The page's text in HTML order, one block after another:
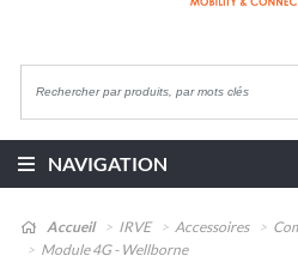
NAVIGATION
Accueil IRVE Accessoires
Module 4G - Wellborne